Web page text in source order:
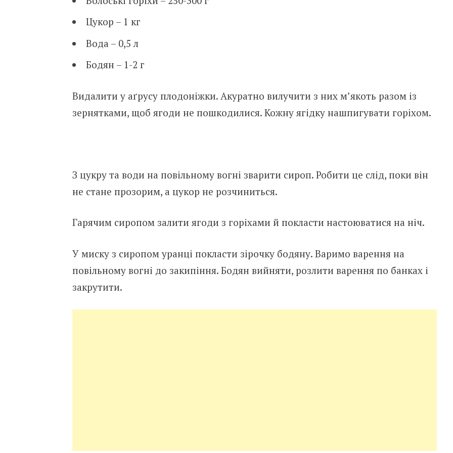
Цукор – 1 кг
Вода – 0,5 л
Бодян – 1-2 г
Видалити у аґрусу плодоніжки. Акуратно вилучити з них м’якоть разом із
зернятками, щоб ягоди не пошкодилися. Кожну ягідку нашпигувати горіхом.
З цукру та води на повільному вогні зварити сироп. Робити це слід, поки він
не стане прозорим, а цукор не розчиниться.
Гарячим сиропом залити ягоди з горіхами й покласти настоюватися на ніч.
У миску з сиропом уранці покласти зірочку бодяну. Варимо варення на
повільному вогні до закипіння. Бодян вийняти, розлити варення по банках і
закрутити.